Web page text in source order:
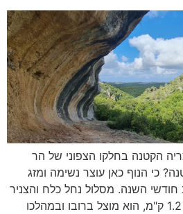
הקטנה בחלקו הצפוני של הר
כי הנוף כאן עוצר נשימה ומזג
חודשי השנה. מסלול נחל כלח והצניר
הוא מסלול מעגלי, שאורכו 1.2 ק"מ, הוא מוצל ברובו ובמהלכו